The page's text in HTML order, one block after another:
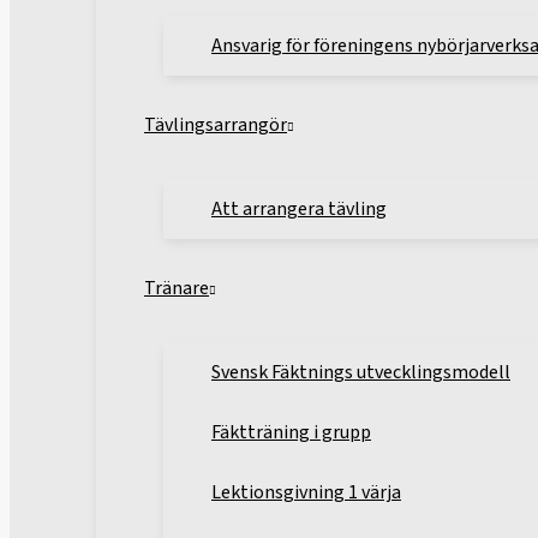
Ansvarig för föreningens
Tävlingsarrangör
Att arrangera tävling
Tränare
Svensk Fäktnings utvecklingsmodell
Fäktträning i grupp
Lektionsgivning 1 värja